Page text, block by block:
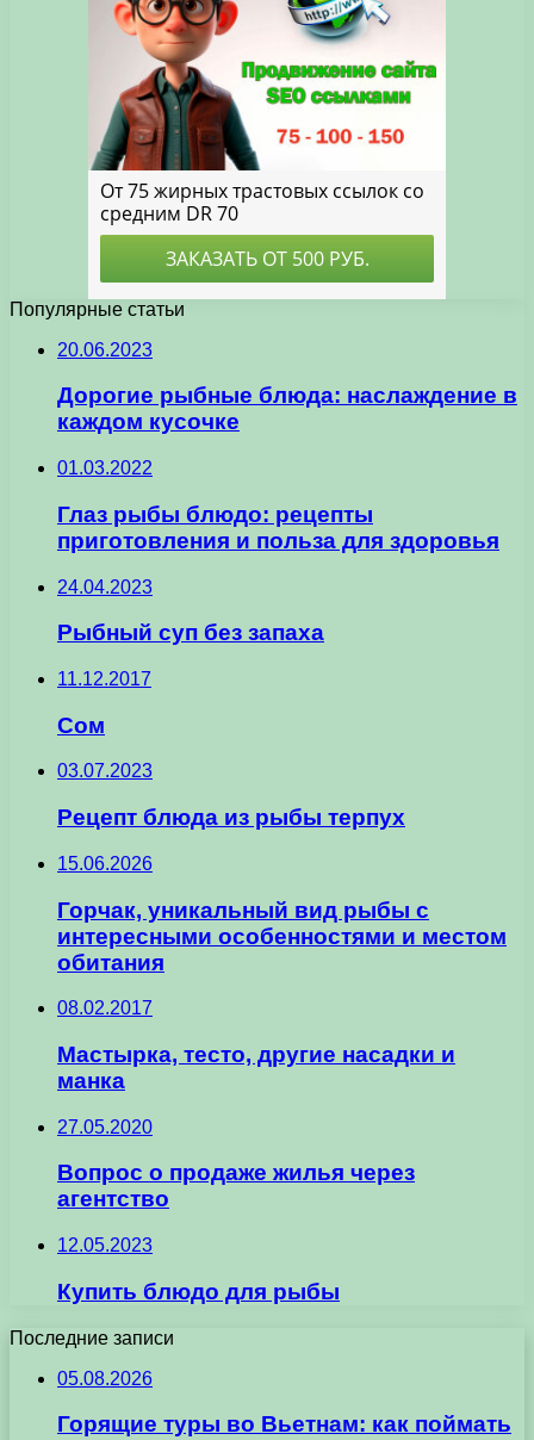
Популярные статьи
20.06.2023
Дорогие рыбные блюда: наслаждение в
каждом кусочке
01.03.2022
Глаз рыбы блюдо: рецепты
приготовления и польза для здоровья
24.04.2023
Рыбный суп без запаха
11.12.2017
Сом
03.07.2023
Рецепт блюда из рыбы терпух
15.06.2026
Горчак, уникальный вид рыбы с
интересными особенностями и местом
обитания
08.02.2017
Мастырка, тесто, другие насадки и
манка
27.05.2020
Вопрос о продаже жилья через
агентство
12.05.2023
Купить блюдо для рыбы
Последние записи
05.08.2026
Горящие туры во Вьетнам: как поймать